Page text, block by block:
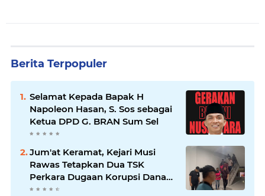
Berita Terpopuler
Selamat Kepada Bapak H
Napoleon Hasan, S. Sos sebagai
Ketua DPD G. BRAN Sum Sel
Jum'at Keramat, Kejari Musi
Rawas Tetapkan Dua TSK
Perkara Dugaan Korupsi Dana
Peremajaan PSR